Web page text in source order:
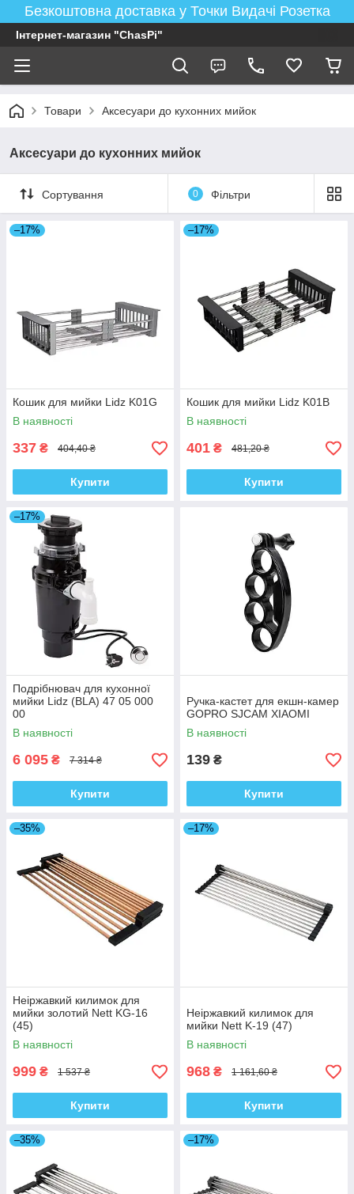
Безкоштовна доставка у Точки Видачі Розетка
Інтернет-магазин "ChasPi"
Товари Аксесуари до кухонних мийок
Аксесуари до кухонних мийок
Сортування 0 Фільтри
–17%
Кошик для мийки Lidz K01G
В наявності
337 ₴ 404,40 ₴
Купити
–17%
Кошик для мийки Lidz K01B
В наявності
401 ₴ 481,20 ₴
Купити
–17%
Подрібнювач для кухонної
мийки Lidz (BLA) 47 05 000
00
В наявності
6 095 ₴ 7 314 ₴
Купити
Ручка-кастет для екшн-камер
GOPRO SJCAM XIAOMI
В наявності
139 ₴
Купити
–35%
Неіржавкий килимок для
мийки золотий Nett KG-16
(45)
В наявності
999 ₴ 1 537 ₴
Купити
–17%
Неіржавкий килимок для
мийки Nett K-19 (47)
В наявності
968 ₴ 1 161,60 ₴
Купити
–35% –17%